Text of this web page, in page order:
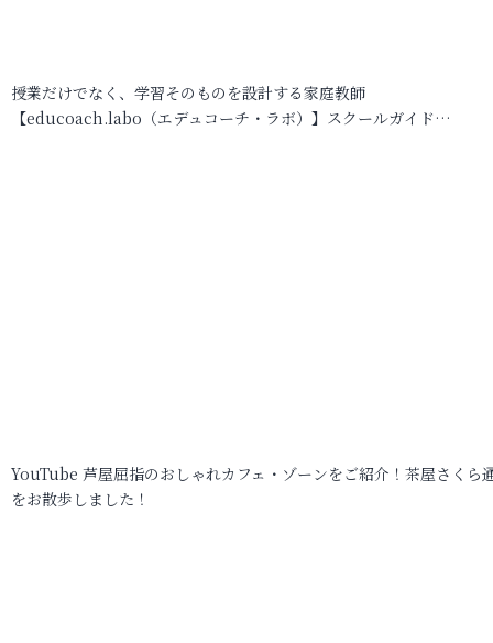
授業だけでなく、学習そのものを設計する家庭教師
【educoach.labo（エデュコーチ・ラボ）】スクールガイド…
YouTube 芦屋屈指のおしゃれカフェ・ゾーンをご紹介！茶屋さくら
をお散歩しました！